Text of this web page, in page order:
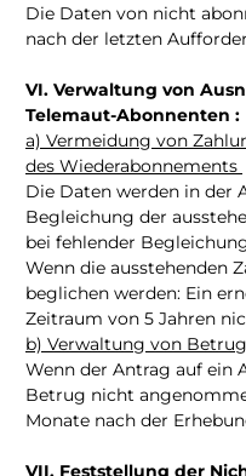
Die Daten von nicht
nach der letzten
VI. Verwaltung von
Telemaut-Abonnenten :
a) Vermeidung von
des Wiederabonnements
Die Daten werden in der
Begleichung der
bei fehlender
Wenn die ausstehenden
beglichen werden: Ein
Zeitraum von 5 Jahren
b) Verwaltung von
Wenn der Antrag auf ein
Betrug nicht
Monate nach der
VII. Feststellung der